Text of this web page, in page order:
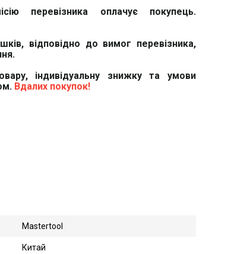
перевізника оплачує покупець.
відповідно до вимог перевізника,
індивідуальну знижку та умови
Вдалих покупок!
Mastertool
Китай